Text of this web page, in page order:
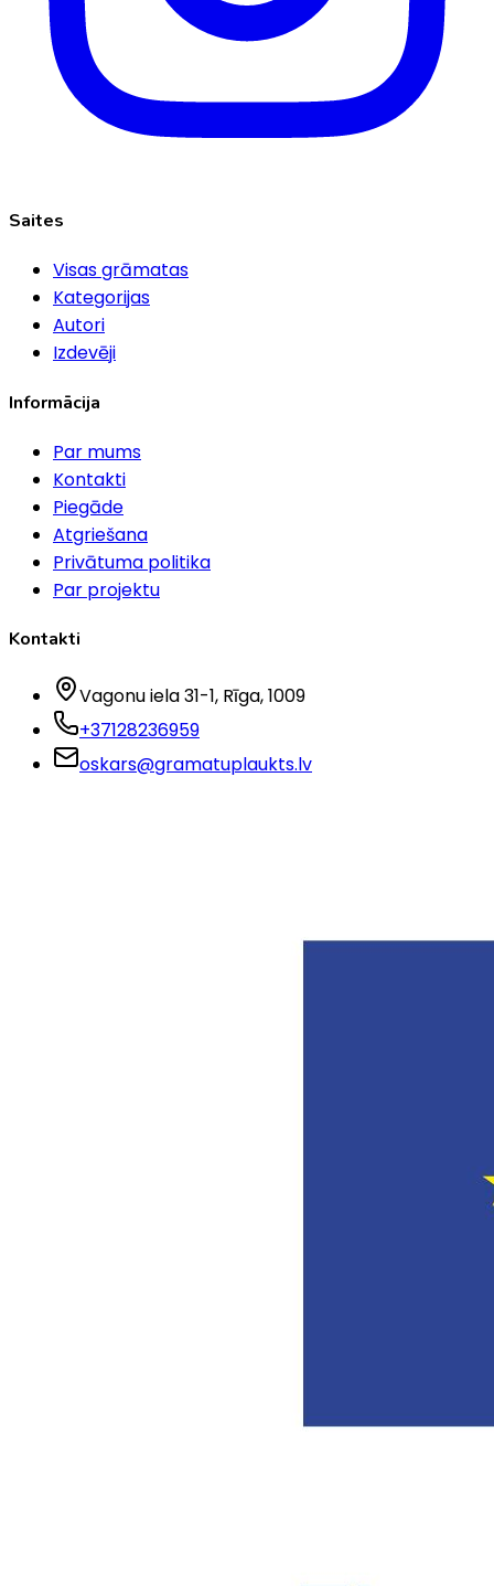
Saites
Visas grāmatas
Kategorijas
Autori
Izdevēji
Informācija
Par mums
Kontakti
Piegāde
Atgriešana
Privātuma politika
Par projektu
Kontakti
Vagonu iela 31-1, Rīga, 1009
+37128236959
oskars@gramatuplaukts.lv